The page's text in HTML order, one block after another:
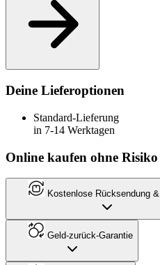
Deine Lieferoptionen
Standard-Lieferung
in 7-14 Werktagen
Online kaufen ohne Risiko
Kostenlose Rücksendung
Geld-zurück-Garantie